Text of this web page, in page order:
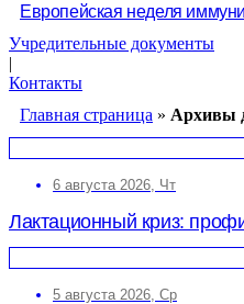
Европейская неделя
Учредительные документы
|
Контакты
Главная страница » Архивы
6 августа 2026, Чт
Лактационный криз:
5 августа 2026, Ср